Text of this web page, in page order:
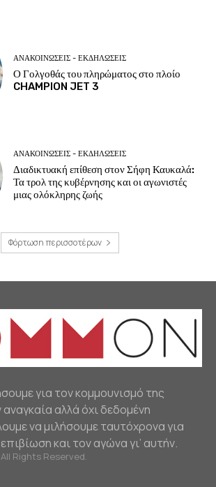
ΑΝΑΚΟΙΝΩΣΕΙΣ - ΕΚΔΗΛΩΣΕΙΣ
Ο Γολγοθάς του πληρώματος στο πλοίο
CHAMPION JET 3
ΑΝΑΚΟΙΝΩΣΕΙΣ - ΕΚΔΗΛΩΣΕΙΣ
Διαδικτυακή επίθεση στον Σήφη Καυκαλά:
Τα τρολ της κυβέρνησης και οι αγωνιστές
μιας ολόκληρης ζωής
Φόρτωση περισσοτέρων
για τον κομμουνισμό της
αλλά όχι δεδομένη
να μιλήσουμε ταυτόχρονα για
και τον αγώνα γι’ αυτήν.
Rights Reserved.